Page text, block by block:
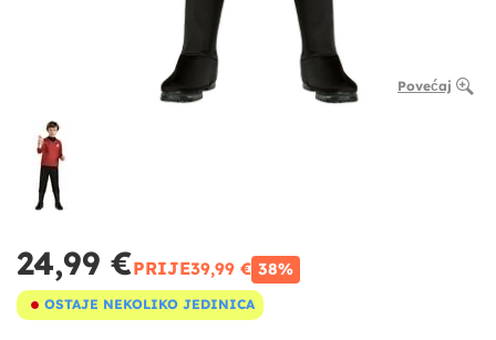
Povećaj
24,99 €PRIJE39,99 € 38%
OSTAJE NEKOLIKO JEDINICA